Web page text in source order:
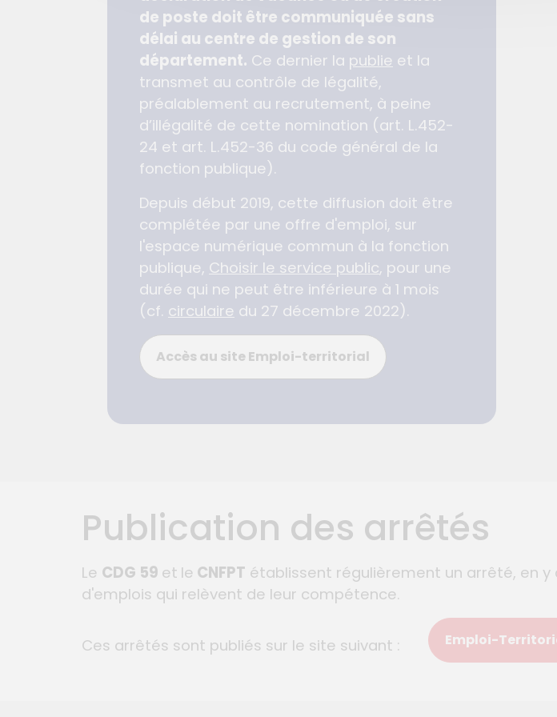
de poste doit être communiquée sans
délai au centre de gestion de son
département. Ce dernier la publie et la
transmet au contrôle de légalité,
préalablement au recrutement, à peine
d’illégalité de cette nomination (art. L.452-
24 et art. L.452-36 du code général de la
fonction publique).
Depuis début 2019, cette diffusion doit être
complétée par une offre d'emploi, sur
l'espace numérique commun à la fonction
publique, Choisir le service public, pour une
durée qui ne peut être inférieure à 1 mois
(cf. circulaire du 27 décembre 2022).
Accès au site Emploi-territorial
Publication des arrêtés
Le CDG 59 et le CNFPT établissent régulièrement un arrêté, en
d'emplois qui relèvent de leur compétence.
Ces arrêtés sont publiés sur le site suivant : Emploi-